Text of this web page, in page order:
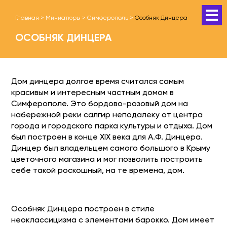
Главная > Миниатюры > Симферополь> Особняк Динцера
ОСОБНЯК ДИНЦЕРА
Дом динцера долгое время считался самым
красивым и интересным частным домом в
Симферополе. Это бордово-розовый дом на
набережной реки салгир неподалеку от центра
города и городского парка культуры и отдыха. Дом
был построен в конце XIX века для А.Ф. Динцера.
Динцер был владельцем самого большого в Крыму
цветочного магазина и мог позволить построить
себе такой роскошный, на те времена, дом.
Особняк Динцера построен в стиле
неоклассицизма с элементами барокко. Дом имеет